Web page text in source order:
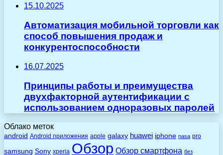
15.10.2025
Автоматизация мобильной торговли как
способ повышения продаж и
конкурентоспособности
16.07.2025
Принципы работы и преимущества
двухфакторной аутентификации с
использованием одноразовых паролей
Облако меток
android Android приложения apple galaxy huawei iphone nasa pro
samsung Sony xperia Обзор Обзор смартфона без